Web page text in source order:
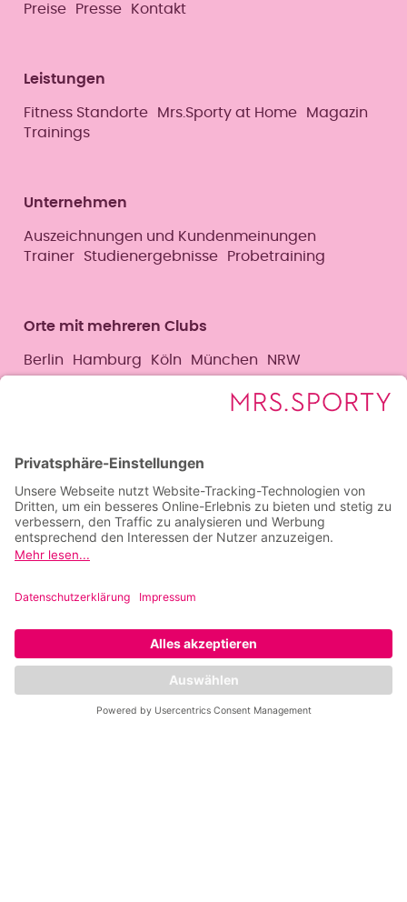
Preise Presse Kontakt
Leistungen
Fitness Standorte Mrs.Sporty at Home
Magazin
Trainings
Unternehmen
Auszeichnungen und Kundenmeinungen
Trainer
Studienergebnisse Probetraining
Orte mit mehreren Clubs
Berlin Hamburg Köln München NRW
Facebook
Instagram
YouTube
LinkedIn
KontaktImpressum
Datenschutz
Privatsphäre-
Einstellungen